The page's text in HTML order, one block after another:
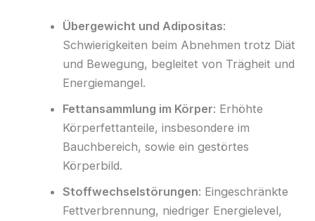
Übergewicht und Adipositas:
Schwierigkeiten beim Abnehmen trotz Diät
und Bewegung, begleitet von Trägheit und
Energiemangel.
Fettansammlung im Körper: Erhöhte
Körperfettanteile, insbesondere im
Bauchbereich, sowie ein gestörtes
Körperbild.
Stoffwechselstörungen: Eingeschränkte
Fettverbrennung, niedriger Energielevel,